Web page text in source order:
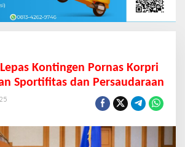
Kontingen Pornas Korpri
Sportifitas dan Persaudaraan